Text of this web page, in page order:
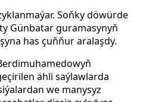
Soňky döwürde
Günbatar guramasynyň
has çuňňur aralaşdy.
ähli saýlawlarda
we manysyz